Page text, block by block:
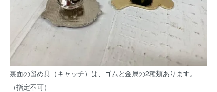
裏面の留め具（キャッチ）は、ゴムと金属の2種類あります。
（指定不可）